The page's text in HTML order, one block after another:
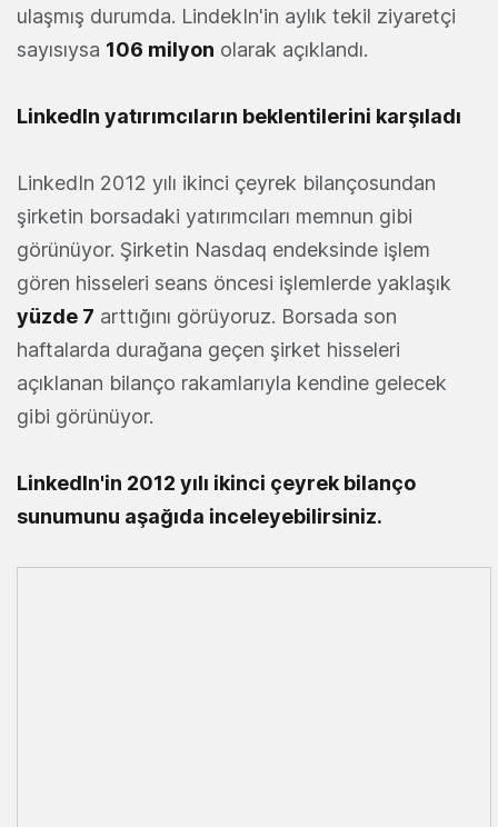
ulaşmış durumda. LindekIn'in aylık tekil ziyaretçi
sayısıysa 106 milyon olarak açıklandı.
LinkedIn yatırımcıların beklentilerini karşıladı
LinkedIn 2012 yılı ikinci çeyrek bilançosundan
şirketin borsadaki yatırımcıları memnun gibi
görünüyor. Şirketin Nasdaq endeksinde işlem
gören hisseleri seans öncesi işlemlerde yaklaşık
yüzde 7 arttığını görüyoruz. Borsada son
haftalarda durağana geçen şirket hisseleri
açıklanan bilanço rakamlarıyla kendine gelecek
gibi görünüyor.
LinkedIn'in 2012 yılı ikinci çeyrek bilanço
sunumunu aşağıda inceleyebilirsiniz.